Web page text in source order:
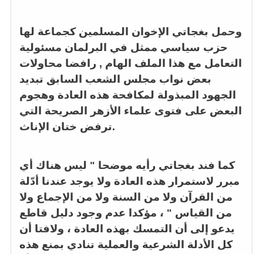
وحمل بغجاتي الإخوان المسلمين كجماعة لها
حزب سياسي ممثل في البرلمان مسئولية
التعامل مع هذا الملف الهام , رافضا محاولات
بعض نواب مجلس الشعب السابق تبديد
الجهود المبذولة لمكافحة هذه العادة وهجوم
البعض على فتوى علماء الأزهر الصريحة التي
ترفض ختان الإناث.
كما فند بغجاتي رأيه موضحا " ليس هناك أي
مبرر لاستمرار هذه العادة ولا يوجد عندنا أدّلة
من القرآن ولا من السنة ولا من الإجماع ولا
من القياس " ، مؤكدا عدم وجود دليل قاطع
يدعو إلى أن التمسك بهذه العادة ، ولافتا أن
كل الأدلة الشرعية والعملية تنادي بمنع هذه